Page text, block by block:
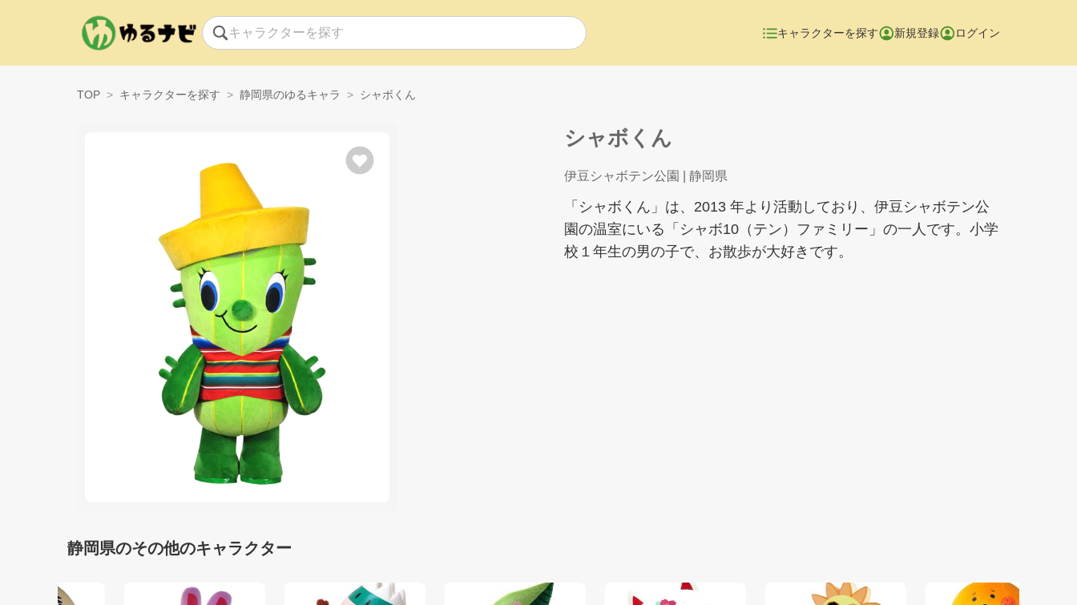
キャラクターを探す 新規登録 ログイン
TOP キャラクターを探す 静岡県のゆるキャラ シャボくん
シャボくん
伊豆シャボテン公園 | 静岡県
「シャボくん」は、2013 年より活動しており、伊豆シャボテン公
園の温室にいる「シャボ10（テン）ファミリー」の一人です。小学
校１年生の男の子で、お散歩が大好きです。
静岡県のその他のキャラクター